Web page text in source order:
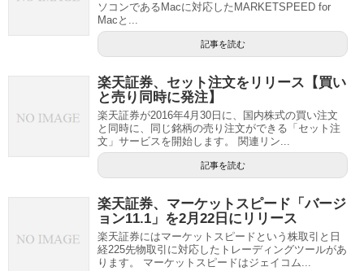
ソコンであるMacに対応したMARKETSPEED for
Macと...
記事を読む
楽天証券、セット注文をリリース【買い
と売り同時に発注】
楽天証券が2016年4月30日に、国内株式の買い注文
と同時に、同じ銘柄の売り注文ができる「セット注
文」サービスを開始します。 関連リン...
記事を読む
楽天証券、マーケットスピード「バージ
ョン11.1」を2月22日にリリース
楽天証券にはマーケットスピードという株取引と日
経225先物取引に対応したトレーディングツールがあ
ります。 マーケットスピードはジェイコム...